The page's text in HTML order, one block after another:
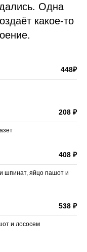
Одна
какое-то
448₽
208 ₽
408 ₽
шпинат, яйцо пашот и
538 ₽
и лососем